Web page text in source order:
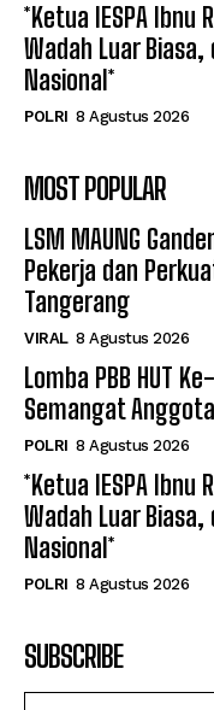
*Ketua IESPA Ibnu
Wadah Luar
Nasional*
POLRI 8 Agustus 2026
MOST POPULAR
LSM MAUNG
Pekerja dan
Tangerang
VIRAL 8 Agustus 2026
Lomba PBB HUT
Semangat
POLRI 8 Agustus 2026
*Ketua IESPA Ibnu
Wadah Luar
Nasional*
POLRI 8 Agustus 2026
SUBSCRIBE